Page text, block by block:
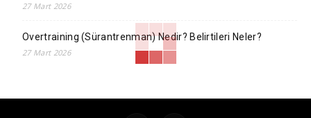
27 Mart 2026
Overtraining (Sürantrenman) Nedir? Belirtileri Neler?
27 Mart 2026